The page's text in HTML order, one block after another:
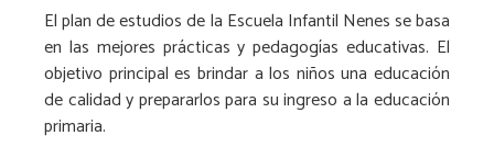
El plan de estudios de la Escuela Infantil Nenes se basa
en las mejores prácticas y pedagogías educativas. El
objetivo principal es brindar a los niños una educación
de calidad y prepararlos para su ingreso a la educación
primaria.